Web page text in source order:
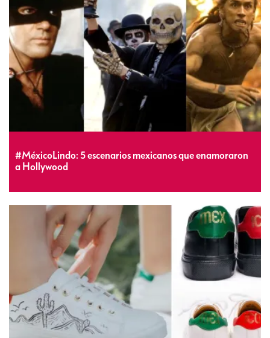
#MéxicoLindo: 5 escenarios mexicanos que enamoraron
a Hollywood